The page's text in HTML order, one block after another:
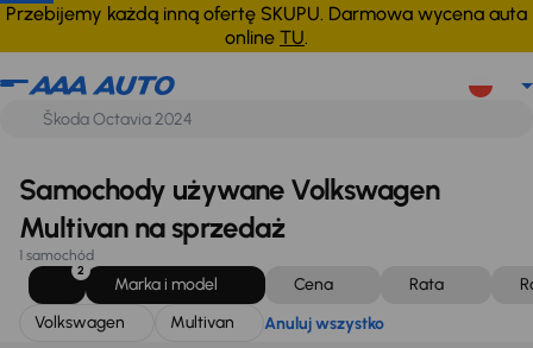
Przebijemy każdą inną ofertę SKUPU. Darmowa wycena auta
online TU.
Volkswagen Multivan Anuluj wszystko
Samochody używane Volkswagen
Multivan na sprzedaż
1 samochód
2
Marka i model Cena Rata
Volkswagen
Multivan Anuluj wszystko